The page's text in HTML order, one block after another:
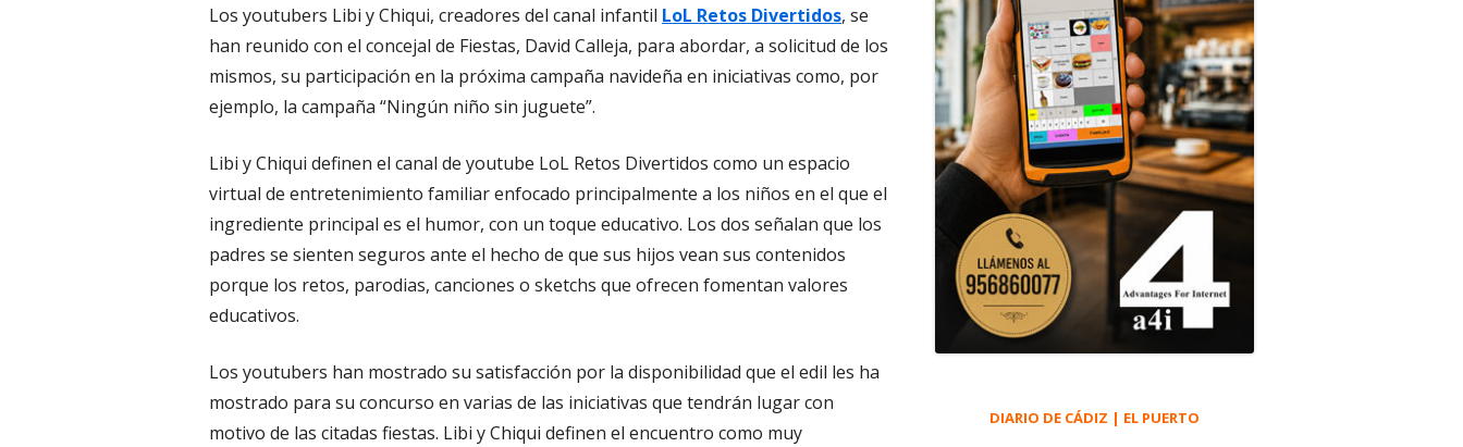
Los youtubers Libi y Chiqui, creadores del canal infantil LoL Retos Divertidos, se
han reunido con el concejal de Fiestas, David Calleja, para abordar, a solicitud de los
mismos, su participación en la próxima campaña navideña en iniciativas como, por
ejemplo, la campaña “Ningún niño sin juguete”.
Libi y Chiqui definen el canal de youtube LoL Retos Divertidos como un espacio
virtual de entretenimiento familiar enfocado principalmente a los niños en el que el
ingrediente principal es el humor, con un toque educativo. Los dos señalan que los
padres se sienten seguros ante el hecho de que sus hijos vean sus contenidos
porque los retos, parodias, canciones o sketchs que ofrecen fomentan valores
educativos.
Los youtubers han mostrado su satisfacción por la disponibilidad que el edil les ha
mostrado para su concurso en varias de las iniciativas que tendrán lugar con
motivo de las citadas fiestas. Libi y Chiqui definen el encuentro como muy
DIARIO DE CÁDIZ | EL PUERTO